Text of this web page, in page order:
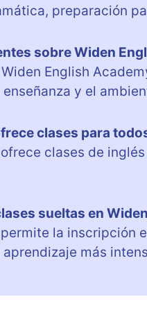
preparación
sobre Widen
English
y el
clases para
clases de
sueltas en
la inscripción
más